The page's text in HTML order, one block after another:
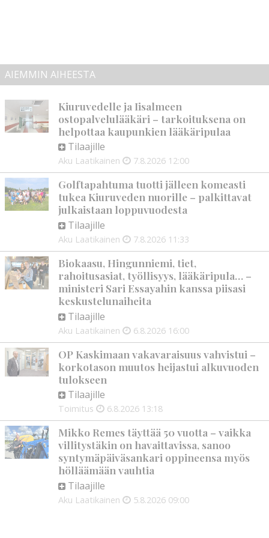
AIEMMIN AIHEESTA
Kiuruvedelle ja Iisalmeen
ostopalvelulääkäri – tarkoituksena on
helpottaa kaupunkien lääkäripulaa
Tilaajille
Aku Laatikainen 7.8.2026 12:00
Golftapahtuma tuotti jälleen komeasti
tukea Kiuruveden nuorille – palkittavat
julkaistaan loppuvuodesta
Tilaajille
Aku Laatikainen 7.8.2026 11:33
Biokaasu, Hingunniemi, tiet,
rahoitusasiat, työllisyys, lääkäripula… –
ministeri Sari Essayahin kanssa piisasi
keskustelunaiheita
Tilaajille
Aku Laatikainen 6.8.2026 16:00
OP Kaskimaan vakavaraisuus vahvistui –
korkotason muutos heijastui alkuvuoden
tulokseen
Tilaajille
Toimitus 6.8.2026 13:18
Mikko Remes täyttää 50 vuotta – vaikka
villitystäkin on havaittavissa, sanoo
syntymäpäiväsankari oppineensa myös
hölläämään vauhtia
Tilaajille
Aku Laatikainen 5.8.2026 09:00